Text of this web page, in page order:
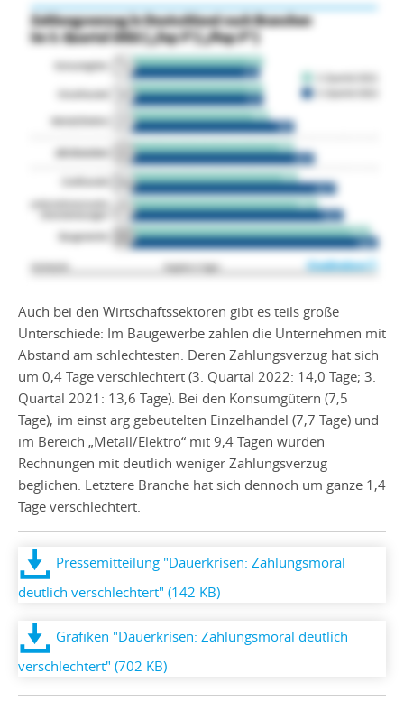
Auch bei den Wirtschaftssektoren gibt es teils große
Unterschiede: Im Baugewerbe zahlen die Unternehmen mit
Abstand am schlechtesten. Deren Zahlungsverzug hat sich
um 0,4 Tage verschlechtert (3. Quartal 2022: 14,0 Tage; 3.
Quartal 2021: 13,6 Tage). Bei den Konsumgütern (7,5
Tage), im einst arg gebeutelten Einzelhandel (7,7 Tage) und
im Bereich „Metall/Elektro“ mit 9,4 Tagen wurden
Rechnungen mit deutlich weniger Zahlungsverzug
beglichen. Letztere Branche hat sich dennoch um ganze 1,4
Tage verschlechtert.
Pressemitteilung "Dauerkrisen: Zahlungsmoral
deutlich verschlechtert" (142 KB)
Grafiken "Dauerkrisen: Zahlungsmoral deutlich
verschlechtert" (702 KB)